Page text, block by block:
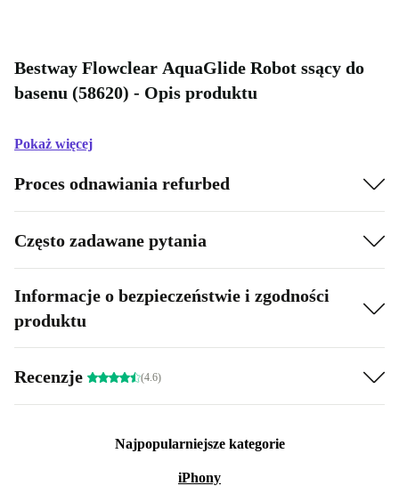
Bestway Flowclear AquaGlide Robot ssący do
basenu (58620) - Opis produktu
Pokaż więcej
Proces odnawiania refurbed
Często zadawane pytania
Informacje o bezpieczeństwie i zgodności
produktu
Recenzje (4.6)
Najpopularniejsze kategorie
iPhony